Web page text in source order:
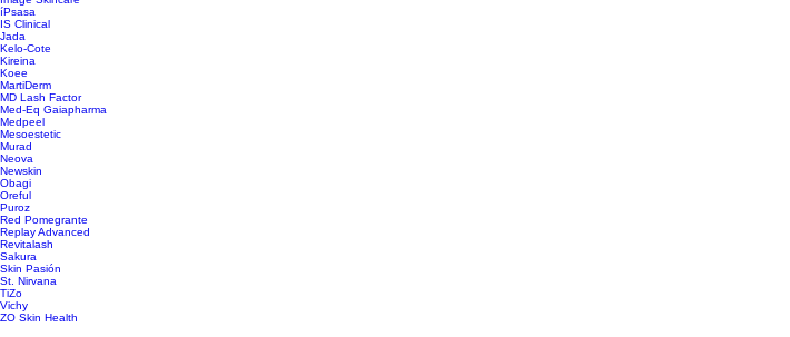
íPsasa
IS Clinical
Jada
Kelo-Cote
Kireina
Koee
MartiDerm
MD Lash Factor
Med-Eq Gaiapharma
Medpeel
Mesoestetic
Murad
Neova
Newskin
Obagi
Oreful
Puroz
Red Pomegrante
Replay Advanced
Revitalash
Sakura
Skin Pasión
St. Nirvana
TiZo
Vichy
ZO Skin Health